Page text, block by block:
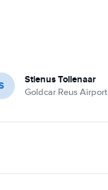
Stienus Tollenaar
Goldcar Reus Airport